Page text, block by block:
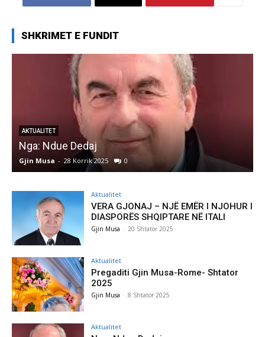
SHKRIMET E FUNDIT
AKTUALITET
Nga: Ndue Dedaj
Gjin Musa - 28 Korrik 2025 0
Aktualitet
VERA GJONAJ – NJË EMËR I NJOHUR I
DIASPORËS SHQIPTARE NË ITALI
Gjin Musa - 20 Shtator 2025
Aktualitet
Pregaditi Gjin Musa-Rome- Shtator
2025
Gjin Musa - 8 Shtator 2025
Aktualitet